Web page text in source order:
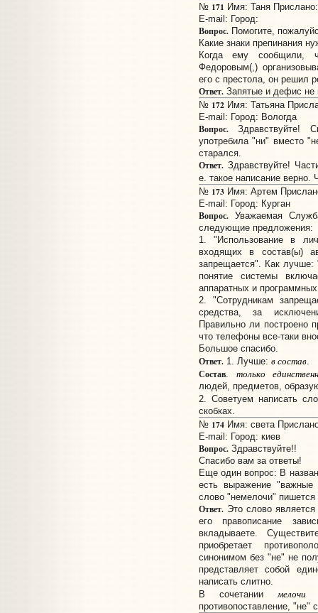
№ 171 Имя: Таня
E-mail: Город:
Вопрос.Помогите,
Какие знаки препинания
Когда ему сообщили,
Федоровым(,)
его с престола, он решил
Ответ.Запятые и дефис не
№ 172Имя: Татьяна
E-mail: Город: Вологда
Вопрос.Здравствуйте!
употребила "ни" вместо
старался.
Ответ.Здравствуйте!
е. такое написание верно.
№ 173Имя: Артем
E-mail: Город: Курган
Вопрос.Уважаемая
следующие предложения:
1. "Использование в
входящих в состав(ы)
запрещается". Как
понятие системы
аппаратных и
2. "Сотрудникам
средства, за
Правильно ли построено
что телефоны все-таки
Большое спасибо.
Ответ.1. Лучше: в состав.
Состав. только
людей, предметов,
2. Советуем написать
скобках.
№ 174Имя: света
E-mail: Город: киев
Вопрос.Здравствуйте!!
Спасибо вам за ответы!
Еще один вопрос: В
есть выражение
слово "немелочи"
Ответ.Это слово является
его правописание
вкладываете.
приобретает
синонимом без "не" не
представляет собой
написать слитно.
В сочетании
противопоставление, "не"